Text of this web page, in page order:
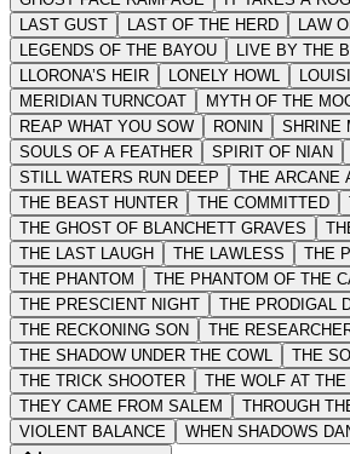
LAST GUST
LAST OF THE HERD
LAW
LEGENDS OF THE BAYOU
LIVE BY THE
LLORONA’S HEIR
LONELY HOWL
MERIDIAN TURNCOAT
MYTH OF THE
REAP WHAT YOU SOW
RONIN
SHRINE
SOULS OF A FEATHER
SPIRIT OF NIAN
STILL WATERS RUN DEEP
THE ARCANE
THE BEAST HUNTER
THE COMMITTED
THE GHOST OF BLANCHETT GRAVES
THE LAST LAUGH
THE LAWLESS
THE
THE PHANTOM
THE PHANTOM OF THE
THE PRESCIENT NIGHT
THE PRODIGAL
THE RECKONING SON
THE
THE SHADOW UNDER THE COWL
THE
THE TRICK SHOOTER
THE WOLF AT THE
THEY CAME FROM SALEM
THROUGH
VIOLENT BALANCE
WHEN SHADOWS